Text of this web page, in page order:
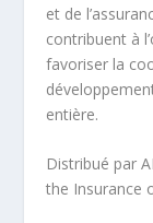
et de
contribuent à
favoriser la
entière.
Distribué par
the Insurance